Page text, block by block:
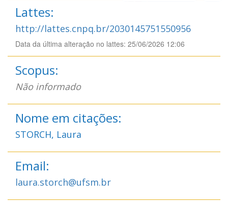
Lattes:
http://lattes.cnpq.br/2030145751550956
Data da última alteração no lattes: 25/06/2026 12:06
Scopus:
Não informado
Nome em citações:
STORCH, Laura
Email:
laura.storch@ufsm.br